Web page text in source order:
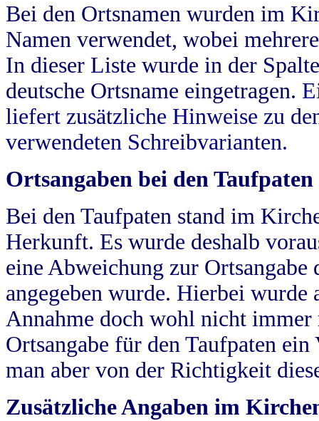
Bei den Ortsnamen wurden im
Namen verwendet, wobei
In dieser Liste wurde in der
deutsche Ortsname eingetragen.
liefert zusätzliche Hinweise zu
verwendeten Schreibvarianten.
Ortsangaben bei den Taufpaten
Bei den Taufpaten stand im
Herkunft. Es wurde deshalb
eine Abweichung zur
angegeben wurde. Hierbei wurde
Annahme doch wohl nicht
Ortsangabe für den Taufpaten
man aber von der Richtigkeit
Zusätzliche Angaben im